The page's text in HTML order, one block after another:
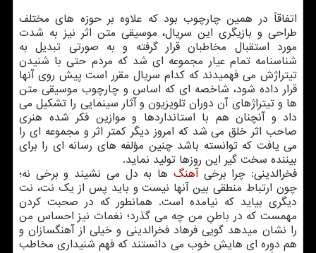
اتفاقاً در همین چارچوب بود که علاوه بر حوزه های مختلف
طراحی و بازیگری این سریال، موسیقی متن اثر نیز به شدت
مورد استقبال مخاطبان قرار گرفته و به صورتی تبدیل به
شناسنامه تمام عیار مجموعه ای شد که مردم حتی با شنیدن
تیتراژش می فهمیدند که کدام سریال مقرر است پیش روی آنها
قرار داده شود، شاخصه ای که اساس و چارچوب موسیقی متن
ها و تیتراژهای آن دوران تلویزیون و آثار سینمایی را تشکیل می
داد و آنچنان هم با استانداردها و موازین فکر شده هنری
صاحب اثر خلق می شد که امروز دیگر کمتر اثر و مجموعه ای را
می یافت که توانسته باشد چنین مؤلفه های رسانه ای را برای
بیننده سخت گیر این روزها تولید نماید.
فخرالدینی: چرا برخیآهنگ ها به دل می نشیند و برخی نه؛
چون ارتباط منطقی بین آنها نیست و باید پس از یک نت، نت
دیگری بیاید که نیامده است. همانطور که در صحبت کردن
مهمست که در باطنِ من چه می گذرد؛ نغمات نیز احساس من
را نشان میدهد گویی فرهاد فخرالدینی و خیلی از آهنگسازان و
هم دوره ای هایش خوب می دانستند که فهم شنیداری مخاطب